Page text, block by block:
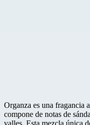
Organza es una fragancia
compone de notas de